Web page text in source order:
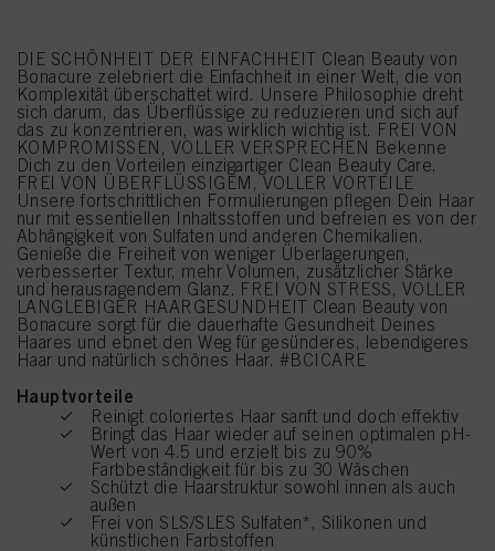
DIE SCHÖNHEIT DER EINFACHHEIT Clean Beauty von
Bonacure zelebriert die Einfachheit in einer Welt, die von
Komplexität überschattet wird. Unsere Philosophie dreht
sich darum, das Überflüssige zu reduzieren und sich auf
das zu konzentrieren, was wirklich wichtig ist. FREI VON
KOMPROMISSEN, VOLLER VERSPRECHEN Bekenne
Dich zu den Vorteilen einzigartiger Clean Beauty Care.
FREI VON ÜBERFLÜSSIGEM, VOLLER VORTEILE
Unsere fortschrittlichen Formulierungen pflegen Dein Haar
nur mit essentiellen Inhaltsstoffen und befreien es von der
Abhängigkeit von Sulfaten und anderen Chemikalien.
Genieße die Freiheit von weniger Überlagerungen,
verbesserter Textur, mehr Volumen, zusätzlicher Stärke
und herausragendem Glanz. FREI VON STRESS, VOLLER
LANGLEBIGER HAARGESUNDHEIT Clean Beauty von
Bonacure sorgt für die dauerhafte Gesundheit Deines
Haares und ebnet den Weg für gesünderes, lebendigeres
Haar und natürlich schönes Haar. #BCICARE
Hauptvorteile
Reinigt coloriertes Haar sanft und doch effektiv
Bringt das Haar wieder auf seinen optimalen pH-
Wert von 4.5 und erzielt bis zu 90%
Farbbeständigkeit für bis zu 30 Wäschen
Schützt die Haarstruktur sowohl innen als auch
außen
Frei von SLS/SLES Sulfaten*, Silikonen und
künstlichen Farbstoffen